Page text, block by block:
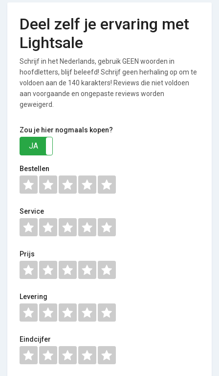
Deel zelf je ervaring met
Lightsale
Schrijf in het Nederlands, gebruik GEEN woorden in
hoofdletters, blijf beleefd! Schrijf geen herhaling op om te
voldoen aan de 140 karakters! Reviews die niet voldoen
aan voorgaande en ongepaste reviews worden
geweigerd.
Zou je hier nogmaals kopen?
JA
Bestellen
Service
Prijs
Levering
Eindcijfer